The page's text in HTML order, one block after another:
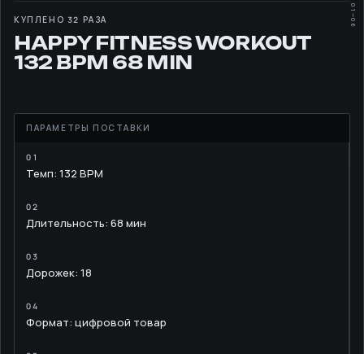
КУПЛЕНО 32 РАЗА
HAPPY FITNESS WORKOUT
132 BPM 68 MIN
Темп: 132 BPM
Длительность: 68 мин
Дорожек: 18
Формат: цифровой товар
01—06